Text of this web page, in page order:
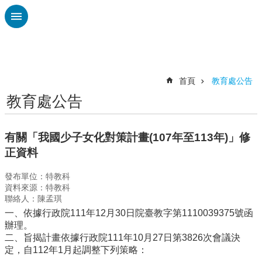
跳到主要內容區塊
認
廣
興
刊
專
欄
校
園
動
首頁 教育處公告
教育處公告
有關「我國少子女化對策計畫(107年至113年)」修
正資料
發布單位：特教科
資料來源：特教科
聯絡人：陳孟琪
一、依據行政院111年12月30日院臺教字第1110039375號函
辦理。
二、旨揭計畫依據行政院111年10月27日第3826次會議決
定，自112年1月起調整下列策略：